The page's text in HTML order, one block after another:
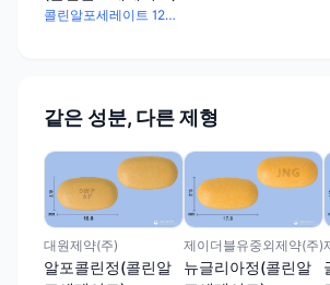
콜린알포세레이트 1200mg
같은 성분, 다른 제형
대원제약(주)
알포콜린정(콜린알
제이더블유중외제약(주)
뉴글리아정(콜린알